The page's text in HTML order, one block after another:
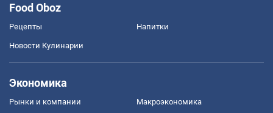
Food Oboz
Рецепты Напитки
Новости Кулинарии
Экономика
Рынки и компании Mакроэкономика